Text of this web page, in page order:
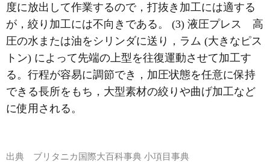
度に放出して作業するので，打抜き加工には適する
が，絞り加工には不向きである。 (3) 液圧プレス 高
圧の水または油をシリンダに送り，ラム (大きなピス
トン) によって先端の上型を往復運動させて加工す
る。行程が容易に調節でき，加圧状態を任意に保持
できる長所をもち，大型素材の絞りや曲げ加工など
に使用される。
出典 ブリタニカ国際大百科事典 小項目事典